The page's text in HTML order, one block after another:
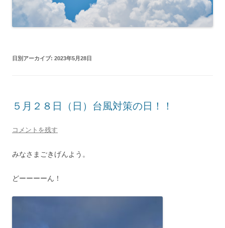
日別アーカイブ: 2023年5月28日
５月２８日（日）台風対策の日！！
コメントを残す
みなさまごきげんよう。
どーーーーん！